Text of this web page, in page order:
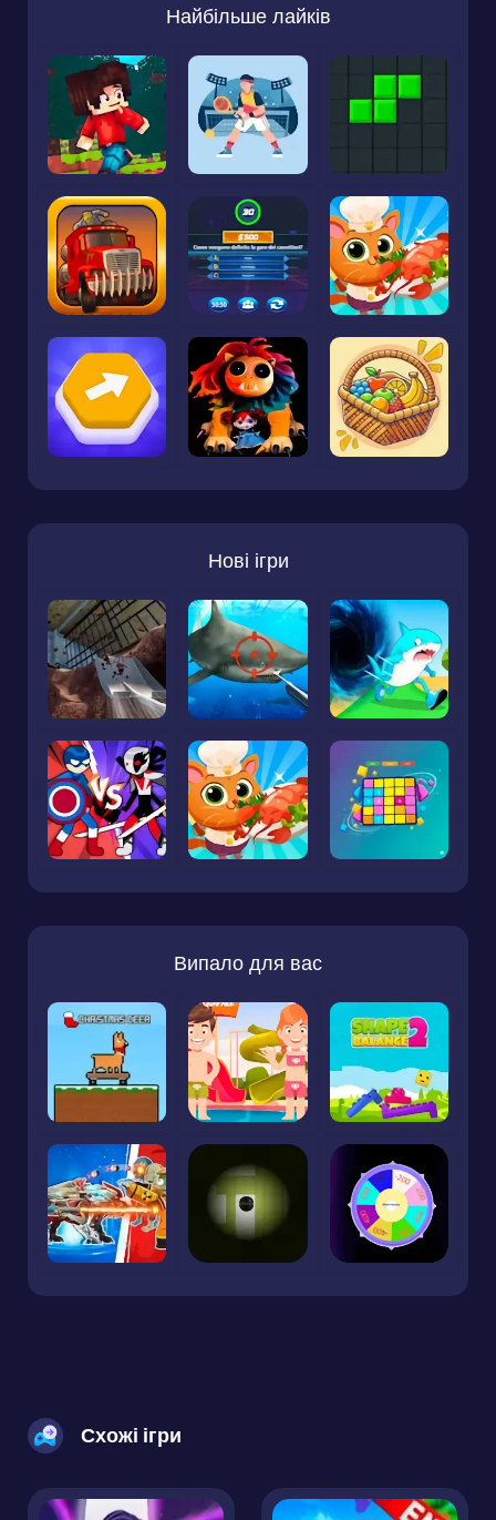
Найбільше лайків
Нові ігри
Випало для вас
Схожі ігри